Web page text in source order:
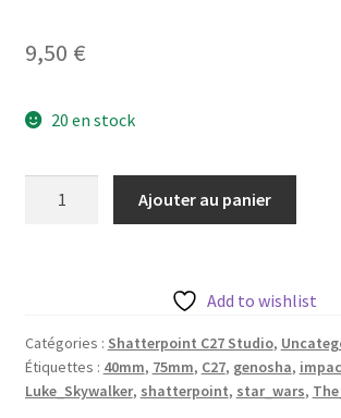
9,50 €
20 en stock
Luke
Skywalker
de
Ajouter au panier
Add to wishlist
Catégories : Shatterpoint C27 Studio,
Étiquettes : 40mm, 75mm, C27, genosha,
Luke_Skywalker, shatterpoint, star_wars,